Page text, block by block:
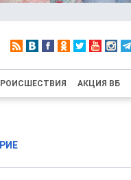
АКЦИЯ ВБ